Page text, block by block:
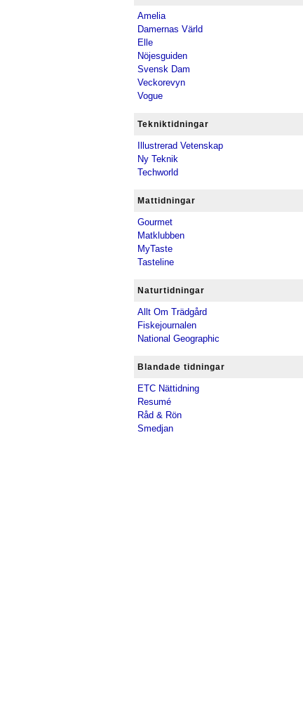
Amelia
Damernas Värld
Elle
Nöjesguiden
Svensk Dam
Veckorevyn
Vogue
Tekniktidningar
Illustrerad Vetenskap
Ny Teknik
Techworld
Mattidningar
Gourmet
Matklubben
MyTaste
Tasteline
Naturtidningar
Allt Om Trädgård
Fiskejournalen
National Geographic
Blandade tidningar
ETC Nättidning
Resumé
Råd & Rön
Smedjan